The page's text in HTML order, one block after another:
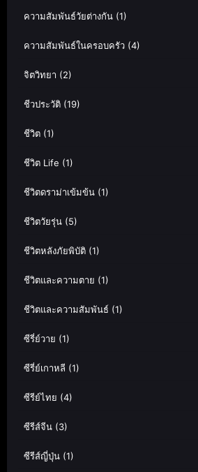
ความสัมพันธ์วัยต่างกัน (1)
ความสัมพันธ์ในครอบครัว (4)
จิตวิทยา (2)
ชีวประวัติ (19)
ชีวิต (1)
ชีวิต Life (1)
ชีวิตดราม่าเข้มข้น (1)
ชีวิตวัยรุ่น (5)
ชีวิตหลังภัยพิบัติ (1)
ชีวิตและความตาย (1)
ชีวิตและความสัมพันธ์ (1)
ซีรี่ย์วาย (1)
ซีรี่ย์เกาหลี (1)
ซีรีย์ไทย (4)
ซีรีส์จีน (3)
ซีรีส์ญี่ปุ่น (1)